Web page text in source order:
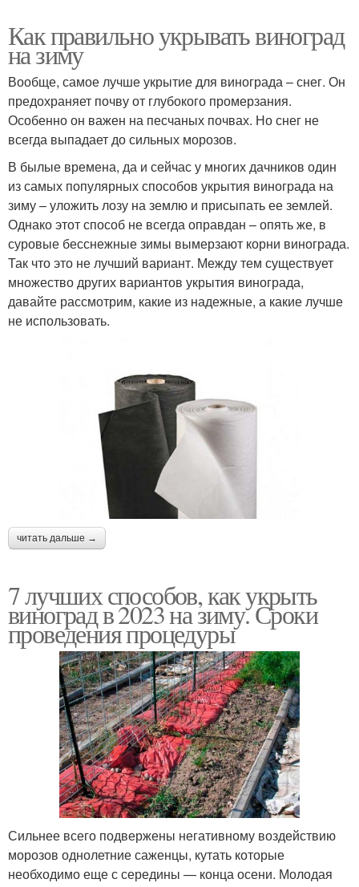
Как правильно укрывать виноград
на зиму
Вообще, самое лучше укрытие для винограда – снег. Он
предохраняет почву от глубокого промерзания.
Особенно он важен на песчаных почвах. Но снег не
всегда выпадает до сильных морозов.
В былые времена, да и сейчас у многих дачников один
из самых популярных способов укрытия винограда на
зиму – уложить лозу на землю и присыпать ее землей.
Однако этот способ не всегда оправдан – опять же, в
суровые бесснежные зимы вымерзают корни винограда.
Так что это не лучший вариант. Между тем существует
множество других вариантов укрытия винограда,
давайте рассмотрим, какие из надежные, а какие лучше
не использовать.
читать дальше →
7 лучших способов, как укрыть
виноград в 2023 на зиму. Сроки
проведения процедуры
Сильнее всего подвержены негативному воздействию
морозов однолетние саженцы, кутать которые
необходимо еще с середины — конца осени. Молодая